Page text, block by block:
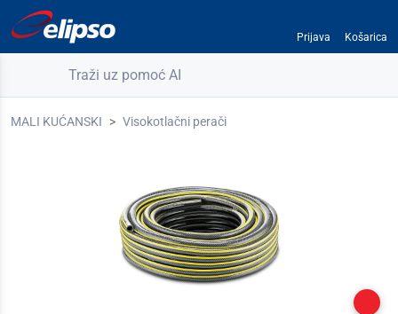
Prijava Košarica
Traži uz pomoć AI
MALI KUĆANSKI Visokotlačni perači